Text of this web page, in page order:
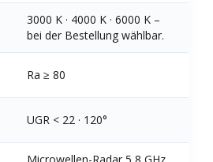
3000 K · 4000 K · 6000 K –
bei der Bestellung wählbar.
Ra ≥ 80
UGR < 22 · 120°